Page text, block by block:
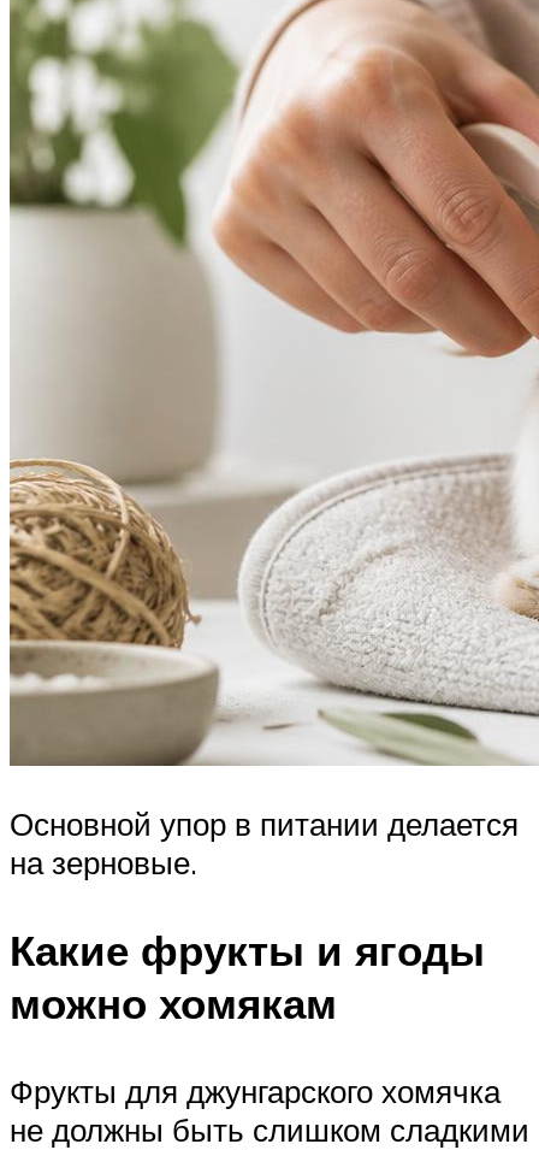
Основной упор в питании делается
на зерновые.
Какие фрукты и ягоды
можно хомякам
Фрукты для джунгарского хомячка
не должны быть слишком сладкими